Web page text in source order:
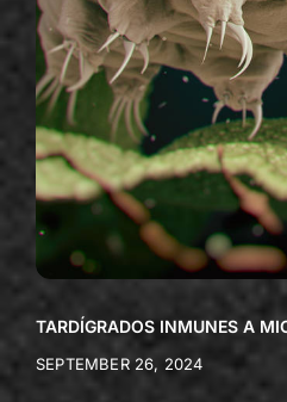
TARDÍGRADOS INMUNES A
SEPTEMBER 26, 2024